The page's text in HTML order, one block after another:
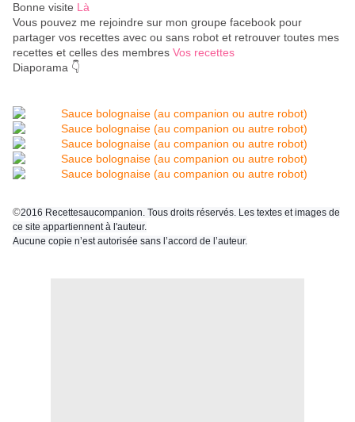
Bonne visite Là
Vous pouvez me rejoindre sur mon groupe facebook pour
partager vos recettes avec ou sans robot et retrouver toutes mes
recettes et celles des membres Vos recettes
Diaporama 👇
©2016 Recettesaucompanion. Tous droits réservés. Les textes et images de
ce site appartiennent à l'auteur.
Aucune copie n’est autorisée sans l’accord de l’auteur.